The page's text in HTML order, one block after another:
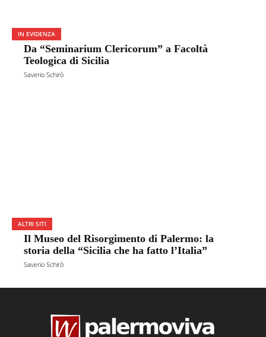
IN EVIDENZA
Da “Seminarium Clericorum” a Facoltà
Teologica di Sicilia
Saverio Schirò
ALTRI SITI
Il Museo del Risorgimento di Palermo: la
storia della “Sicilia che ha fatto l’Italia”
Saverio Schirò